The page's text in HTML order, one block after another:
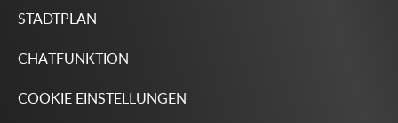
STADTPLAN
CHATFUNKTION
COOKIE EINSTELLUNGEN